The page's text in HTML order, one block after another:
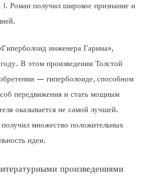
Роман получил широкое признание и
инженера Гарина»,
В этом произведении Толстой
— гиперболоиде, способном
передвижения и стать мощным
оказывается не самой лучшей.
множество положительных
идеи.
произведениями